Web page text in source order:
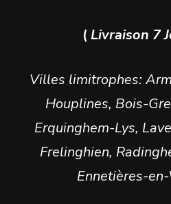
(Livraison 7
Villes limitrophes:
Houplines, Bois-
Erquinghem-Lys,
Frelinghien,
Ennetières-